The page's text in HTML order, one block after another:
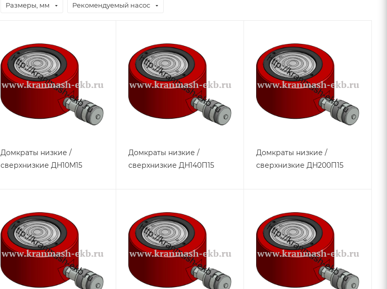
Размеры, мм Рекомендуемый насос
Домкраты низкие /
сверхнизкие ДН10М15
Домкраты низкие /
сверхнизкие ДН140П15
Домкраты низкие /
сверхнизкие ДН200П15